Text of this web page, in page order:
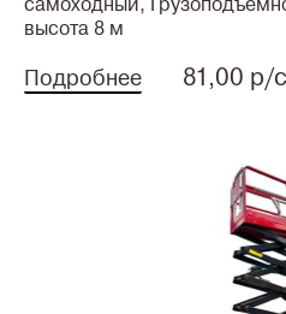
высота 8 м
Подробнее 81,00 р/